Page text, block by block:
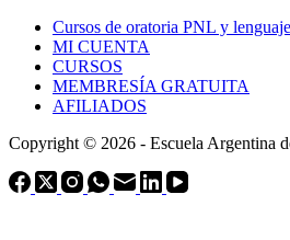
Cursos de oratoria PNL y
MI CUENTA
CURSOS
MEMBRESÍA GRATUITA
AFILIADOS
Copyright © 2026 - Escuela Argentina